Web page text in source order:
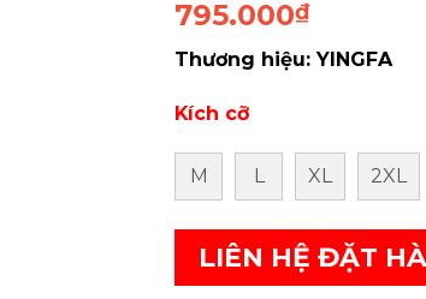
795.000₫
Thương hiệu: YINGFA
Kích cỡ
M L XL 2XL
LIÊN HỆ ĐẶT